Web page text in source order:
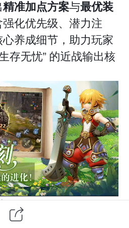
精准加点方案与最优装
化优先级、潜力注
养成细节，助力玩家
存无忧” 的近战输出核
出拉满、位移够用、功